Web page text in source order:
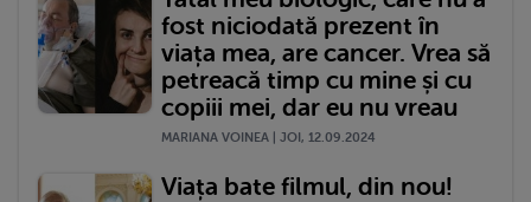
fost niciodată prezent în
viața mea, are cancer. Vrea să
petreacă timp cu mine și cu
copiii mei, dar eu nu vreau
MARIANA VOINEA | JOI, 12.09.2024
Viața bate filmul, din nou!